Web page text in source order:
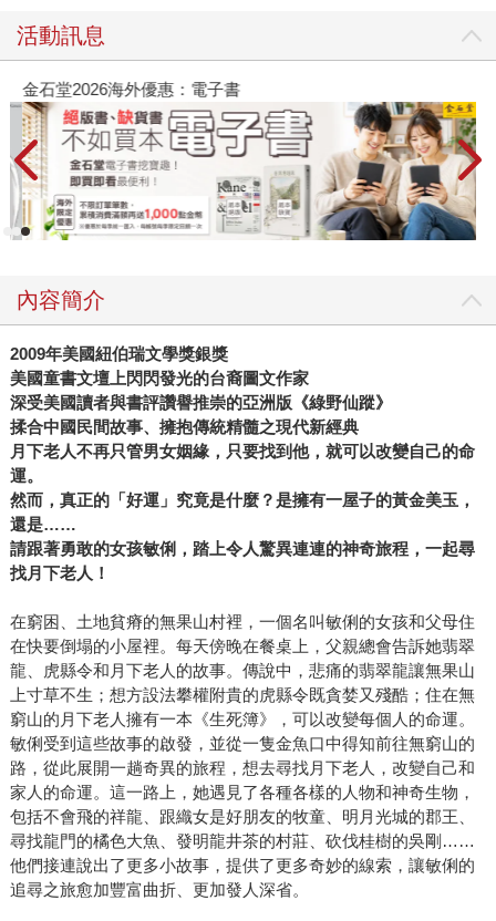
活動訊息
金石堂2026海外優惠：電子書
內容簡介
2009年美國紐伯瑞文學獎銀獎
美國童書文壇上閃閃發光的台裔圖文作家
深受美國讀者與書評讚譽推崇的亞洲版《綠野仙蹤》
揉合中國民間故事、擁抱傳統精髓之現代新經典
月下老人不再只管男女姻緣，只要找到他，就可以改變自己的命
運。
然而，真正的「好運」究竟是什麼？是擁有一屋子的黃金美玉，
還是……
請跟著勇敢的女孩敏俐，踏上令人驚異連連的神奇旅程，一起尋
找月下老人！
在窮困、土地貧瘠的無果山村裡，一個名叫敏俐的女孩和父母住
在快要倒塌的小屋裡。每天傍晚在餐桌上，父親總會告訴她翡翠
龍、虎縣令和月下老人的故事。傳說中，悲痛的翡翠龍讓無果山
上寸草不生；想方設法攀權附貴的虎縣令既貪婪又殘酷；住在無
窮山的月下老人擁有一本《生死簿》，可以改變每個人的命運。
敏俐受到這些故事的啟發，並從一隻金魚口中得知前往無窮山的
路，從此展開一趟奇異的旅程，想去尋找月下老人，改變自己和
家人的命運。這一路上，她遇見了各種各樣的人物和神奇生物，
包括不會飛的祥龍、跟織女是好朋友的牧童、明月光城的郡王、
尋找龍門的橘色大魚、發明龍井茶的村莊、砍伐桂樹的吳剛……
他們接連說出了更多小故事，提供了更多奇妙的線索，讓敏俐的
追尋之旅愈加豐富曲折、更加發人深省。